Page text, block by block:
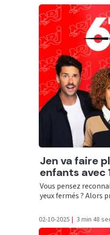
Ecouter
Jen va faire
enfants avec
Vous pensez
yeux fermés ? Alors
02-10-2025 | 3 min 48